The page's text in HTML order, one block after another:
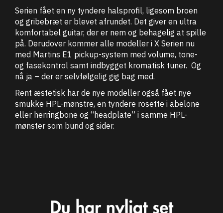
Serien fået en ny tyndere halsprofil, ligesom broen
og gribebræt er blevet afrundet. Det giver en ultra
komfortabel guitar, der er nem og behagelig at spille
på. Derudover kommer alle modeller i X Serien nu
med Martins E1 pickup-system med volume, tone-
og fasekontrol samt indbygget kromatisk tuner. Og
nå ja – der er selvfølgelig gig bag med.
Rent æstetisk har de nye modeller også fået nye
smukke HPL-mønstre, en tyndere rosette i abelone
eller herringbone og “headplate” i samme HPL-
mønster som bund og sider.